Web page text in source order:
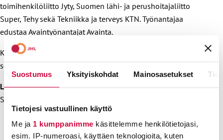
Suostumus Yksityiskohdat Mainosasetukset
Tietojesi vastuullinen käyttö
Me ja 1 kumppanimme käsittelemme henkilötietojasi,
esim. IP-numeroasi, käyttäen teknologioita, kuten
toimihenkilöliitto Jyty, Suomen lähi- ja perushoitajaliitto
Super, Tehy sekä Tekniikka ja terveys KTN. Työnantajaa
edustaa Avaintyönantajat Avainta.
Katso myös muiden ammattiliitto JHL:n neuvottelemien
sopimusten neuvottelutilannetäältä.
Lisätietoja:
Sopimusasiantuntija Riitta Rautiainen, 0400 602 736